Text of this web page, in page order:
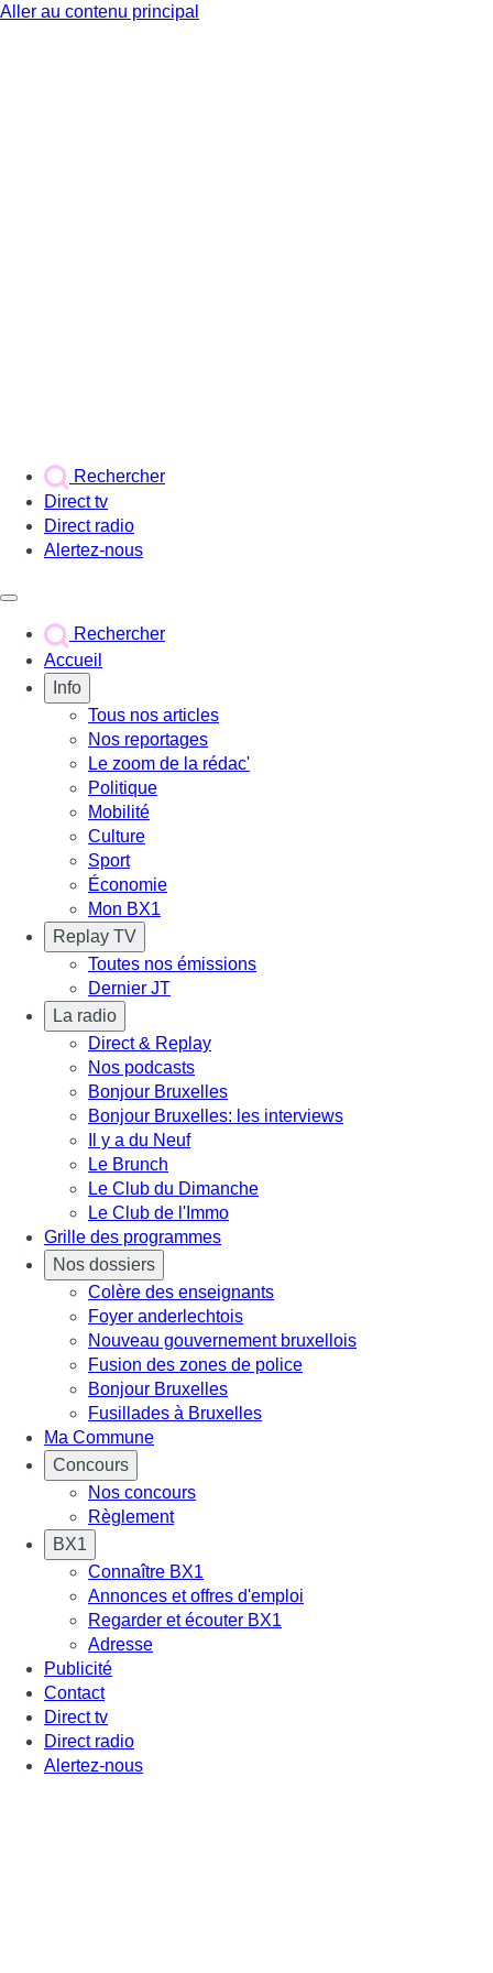
Aller au contenu principal
Rechercher
Direct tv
Direct radio
Alertez-nous
Rechercher
Accueil
Info
Tous nos articles
Nos reportages
Le zoom de la rédac'
Politique
Mobilité
Culture
Sport
Économie
Mon BX1
Replay TV
Toutes nos émissions
Dernier JT
La radio
Direct & Replay
Nos podcasts
Bonjour Bruxelles
Bonjour Bruxelles: les interviews
Il y a du Neuf
Le Brunch
Le Club du Dimanche
Le Club de l'Immo
Grille des programmes
Nos dossiers
Colère des enseignants
Foyer anderlechtois
Nouveau gouvernement bruxellois
Fusion des zones de police
Bonjour Bruxelles
Fusillades à Bruxelles
Ma Commune
Concours
Nos concours
Règlement
BX1
Connaître BX1
Annonces et offres d'emploi
Regarder et écouter BX1
Adresse
Publicité
Contact
Direct tv
Direct radio
Alertez-nous